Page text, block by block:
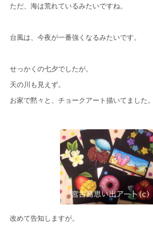
ただ、海は荒れているみたいですね。
台風は、今夜が一番強くなるみたいです。
せっかくの七夕でしたが。
天の川も見えず。
お家で黙々と、チョークアート描いてました。
改めて告知しますが。